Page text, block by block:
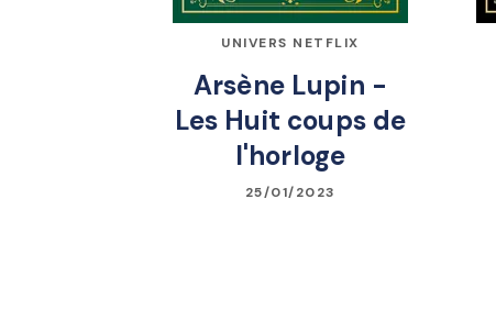
UNIVERS NETFLIX
Arsène Lupin -
Les Huit coups de
l'horloge
25/01/2023